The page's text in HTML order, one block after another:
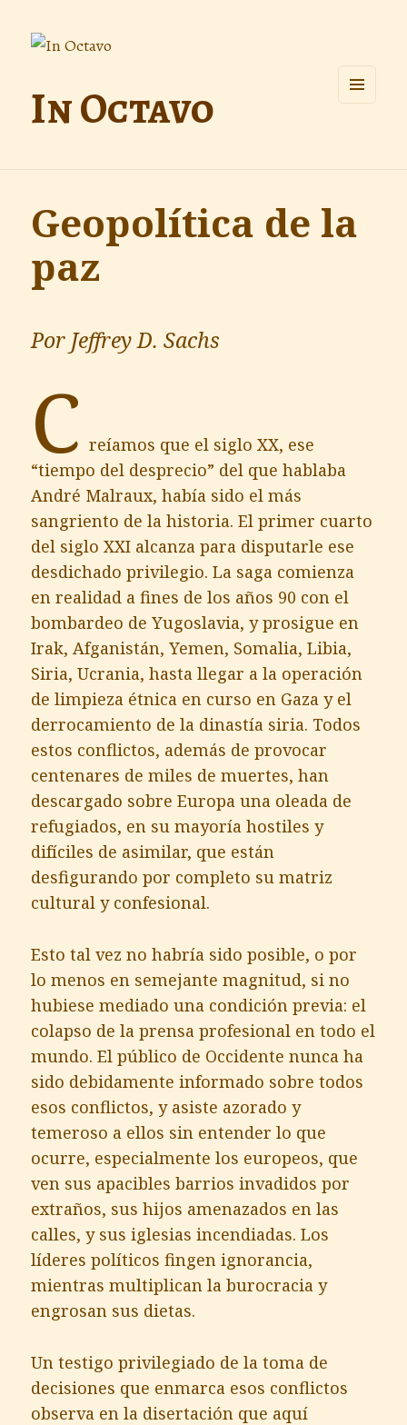
In Octavo
Geopolítica de la
paz
Por Jeffrey D. Sachs
C reíamos que el siglo XX, ese
“tiempo del desprecio” del que hablaba
André Malraux, había sido el más
sangriento de la historia. El primer cuarto
del siglo XXI alcanza para disputarle ese
desdichado privilegio. La saga comienza
en realidad a fines de los años 90 con el
bombardeo de Yugoslavia, y prosigue en
Irak, Afganistán, Yemen, Somalia, Libia,
Siria, Ucrania, hasta llegar a la operación
de limpieza étnica en curso en Gaza y el
derrocamiento de la dinastía siria. Todos
estos conflictos, además de provocar
centenares de miles de muertes, han
descargado sobre Europa una oleada de
refugiados, en su mayoría hostiles y
difíciles de asimilar, que están
desfigurando por completo su matriz
cultural y confesional.
Esto tal vez no habría sido posible, o por
lo menos en semejante magnitud, si no
hubiese mediado una condición previa: el
colapso de la prensa profesional en todo el
mundo. El público de Occidente nunca ha
sido debidamente informado sobre todos
esos conflictos, y asiste azorado y
temeroso a ellos sin entender lo que
ocurre, especialmente los europeos, que
ven sus apacibles barrios invadidos por
extraños, sus hijos amenazados en las
calles, y sus iglesias incendiadas. Los
líderes políticos fingen ignorancia,
mientras multiplican la burocracia y
engrosan sus dietas.
Un testigo privilegiado de la toma de
decisiones que enmarca esos conflictos
observa en la disertación que aquí